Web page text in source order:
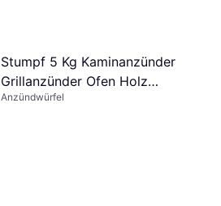
Stumpf 5 Kg Kaminanzünder
Grillanzünder Ofen Holz
Wachs 1000 St
Anzündwürfel